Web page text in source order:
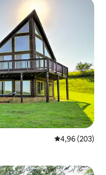
4,96 (203)